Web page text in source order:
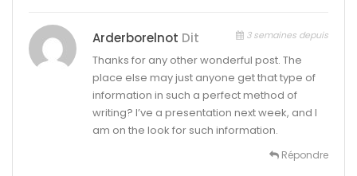
Arderborelnot Dit 3 semaines depuis
Thanks for any other wonderful post. The
place else may just anyone get that type of
information in such a perfect method of
writing? I’ve a presentation next week, and I
am on the look for such information.
Répondre